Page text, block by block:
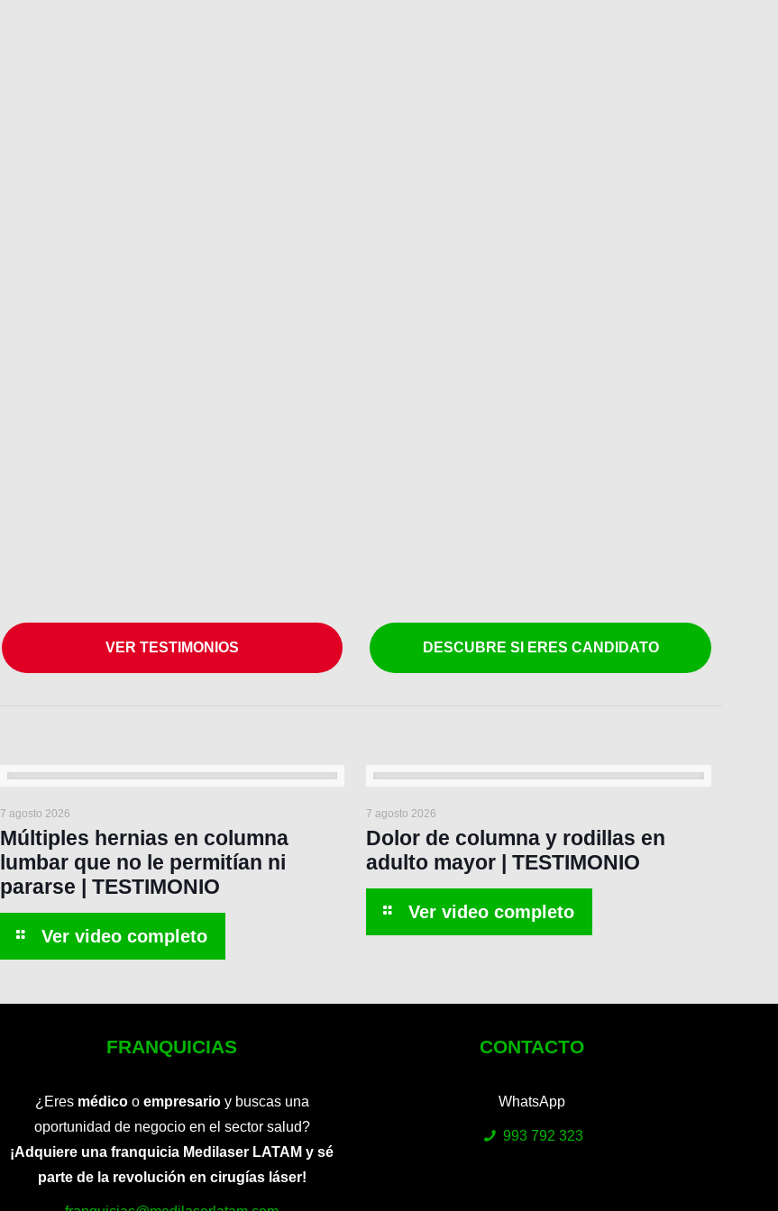
VER TESTIMONIOS DESCUBRE SI ERES CANDIDATO
7 agosto 2026
Múltiples hernias en columna
lumbar que no le permitían ni
pararse | TESTIMONIO
7 agosto 2026
Dolor de columna y rodillas en
adulto mayor | TESTIMONIO
FRANQUICIAS
¿Eres médicoo empresarioy buscas una
oportunidad de negocio en el sector salud?
¡Adquiere una franquicia Medilaser LATAM y sé
parte de la revolución en cirugías láser!
CONTACTO
WhatsApp
993 792 323